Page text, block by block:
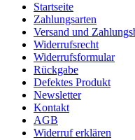
Startseite
Zahlungsarten
Versand und
Widerrufsrecht
Widerrufsformular
Rückgabe
Defektes Produkt
Newsletter
Kontakt
AGB
Widerruf erklären